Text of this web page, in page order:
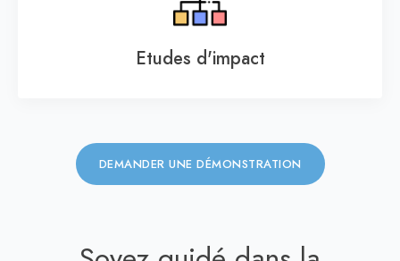
Etudes d'impact
DEMANDER UNE DÉMONSTRATION